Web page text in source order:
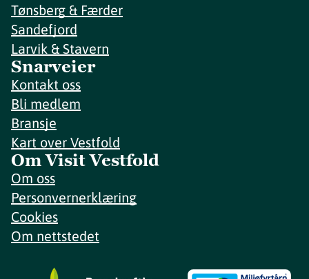
Tønsberg & Færder
Sandefjord
Larvik & Stavern
Snarveier
Kontakt oss
Bli medlem
Bransje
Kart over Vestfold
Om Visit Vestfold
Om oss
Personvernerklæring
Cookies
Om nettstedet